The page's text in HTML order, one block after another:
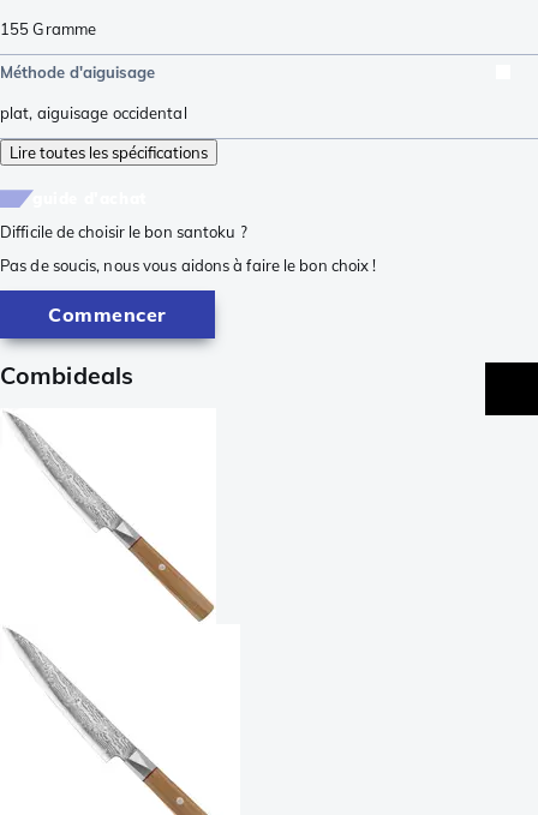
155Gramme
Méthode d'aiguisage
plat, aiguisage occidental
Lire toutes les spécifications
Difficile de choisir le bon santoku ?
Pas de soucis, nous vous aidons à faire le bon choix !
Commencer
Combideals